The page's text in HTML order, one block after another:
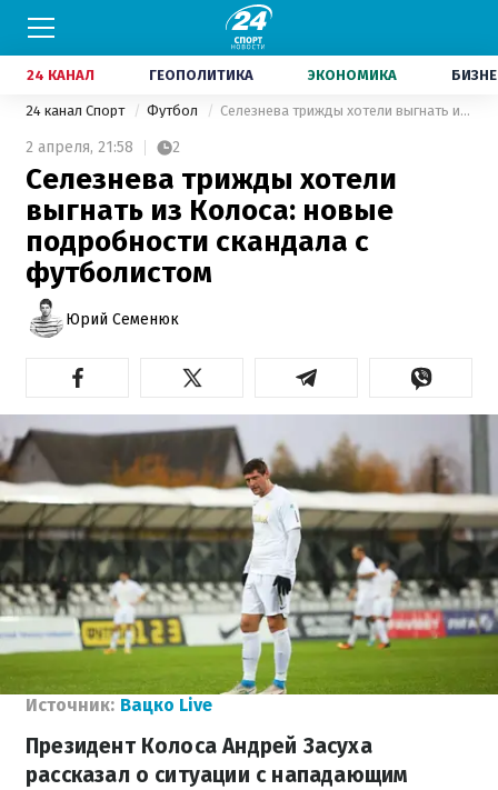
24 КАНАЛ ГЕОПОЛИТИКА ЭКОНОМИКА
24 канал Спорт Футбол Селезнева трижды хотели выгнать из Колоса: новые подробности скандала с футболистом
2 апреля, 21:58 2
Селезнева трижды хотели
выгнать из Колоса: новые
подробности скандала с
футболистом
Юрий Семенюк
Источник: Вацко Live
Президент Колоса Андрей Засуха
рассказал о ситуации с нападающим